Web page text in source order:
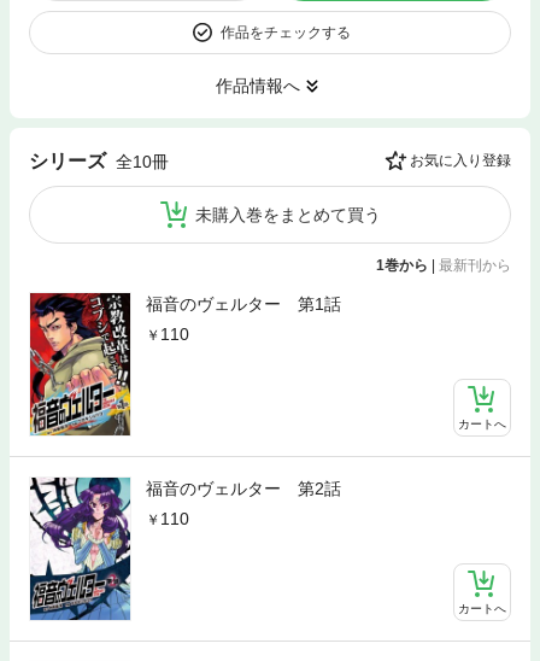
作品をチェックする
作品情報へ
シリーズ 全10冊 お気に入り登録
未購入巻をまとめて買う
1巻から | 最新刊から
福音のヴェルター 第1話
110
カートへ
福音のヴェルター 第2話
110
カートへ